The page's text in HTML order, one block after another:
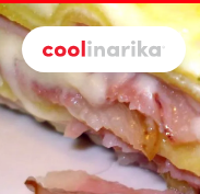
Preskoči na glavni sadržaj